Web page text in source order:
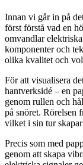
Innan vi går in på
först förstå vad en
omvandlar
komponenter och
olika kvalitet och
För att visualisera
hantverksidé – en
genom rullen och
på snöret. Rörelsen
vilket i sin tur
Precis som med
genom att skapa